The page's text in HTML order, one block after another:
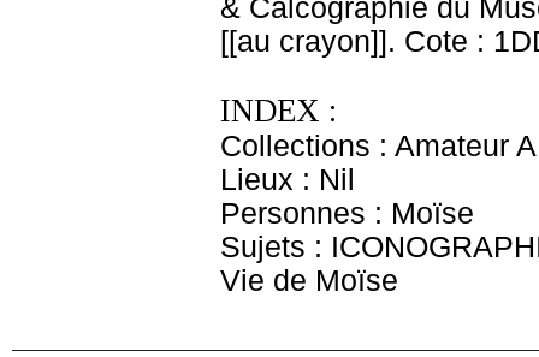
& Calcographie du
[[au crayon]]. Cote :
INDEX :
Collections : Amateur
Lieux : Nil
Personnes : Moïse
Sujets :
Vie de Moïse